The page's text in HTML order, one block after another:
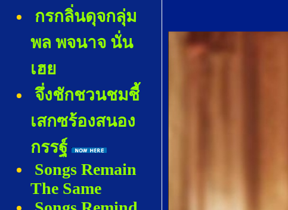
กรกลิ่นดุจกลุ่ม
พล พจนาจ นั่น
เฮ
จึ่งชักชวนชมชี้
เสกซร้องสนอง
กรรฐ์
Songs Remain
The Same